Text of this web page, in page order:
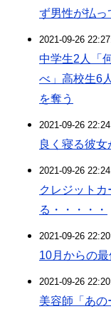
ず男性が払っ
2021-09-26
中学生2人「
べ」高校生6
を奪う
2021-09-26
良く寝る彼女
2021-09-26
クレジット
る・・・・・
2021-09-26
10月からの
2021-09-26
美容師「あ